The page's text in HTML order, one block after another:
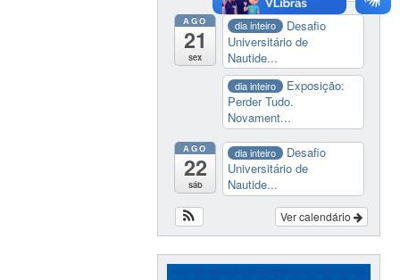
AGO
21
sex
dia inteiro
Desafio
Universitário de
Nautide...
dia inteiro
Exposição:
Perder Tudo.
Novament...
AGO
22
sáb
dia inteiro
Desafio
Universitário de
Nautide...
Ver calendário